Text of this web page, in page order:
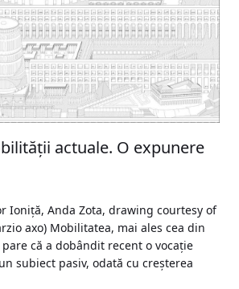
actuale. O expunere
Ioniță, Anda Zota, drawing courtesy of
axo) Mobilitatea, mai ales cea din
că a dobândit recent o vocație
subiect pasiv, odată cu creșterea